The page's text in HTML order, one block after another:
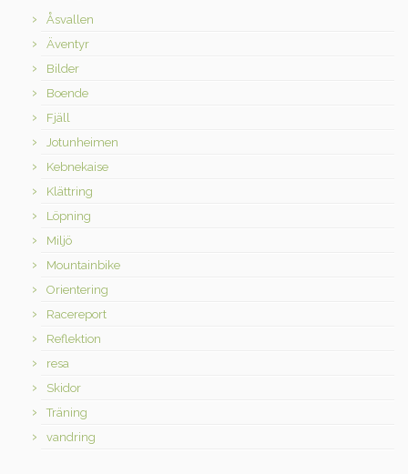
Åsvallen
Äventyr
Bilder
Boende
Fjäll
Jotunheimen
Kebnekaise
Klättring
Löpning
Miljö
Mountainbike
Orientering
Racereport
Reflektion
resa
Skidor
Träning
vandring